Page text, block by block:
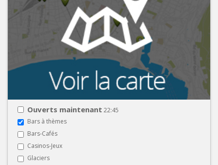
Ouverts maintenant 22:45
Bars à thèmes
Bars-Cafés
Casinos-Jeux
Glaciers